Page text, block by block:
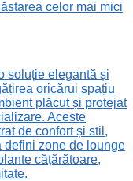
celor mai mici
soluție elegantă și
oricărui spațiu
plăcut și protejat
Aceste
de confort și stil,
defini zone de lounge
cățărătoare,